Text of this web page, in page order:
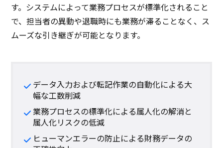
す。システムによって業務プロセスが標準化されること
で、担当者の異動や退職時にも業務が滞ることなく、ス
ムーズな引き継ぎが可能となります。
データ入力および転記作業の自動化による大
幅な工数削減
業務プロセスの標準化による属人化の解消と
属人化リスクの低減
ヒューマンエラーの防止による財務データの